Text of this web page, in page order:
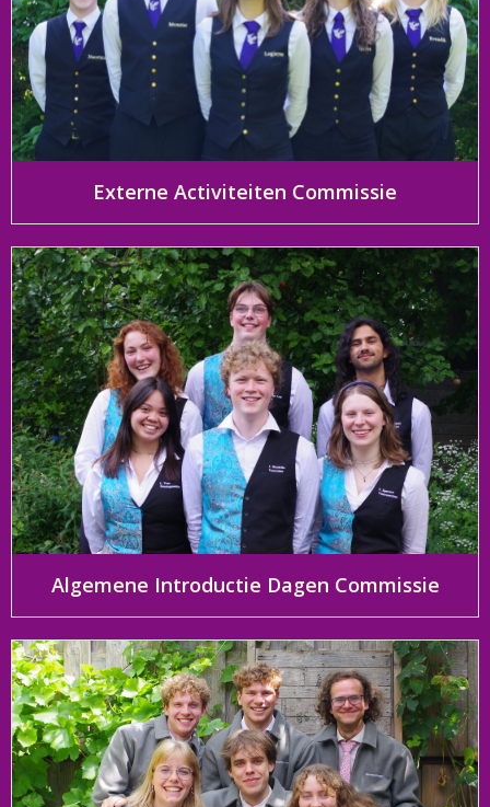
Externe Activiteiten Commissie
Algemene Introductie Dagen Commissie